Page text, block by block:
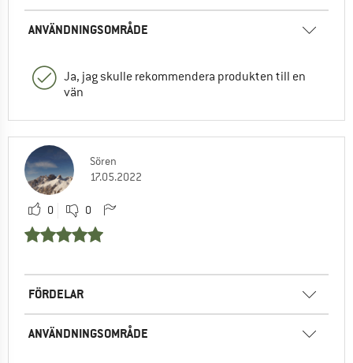
ANVÄNDNINGSOMRÅDE
Ja, jag skulle rekommendera produkten till en
vän
Sören
17.05.2022
0 0
FÖRDELAR
ANVÄNDNINGSOMRÅDE